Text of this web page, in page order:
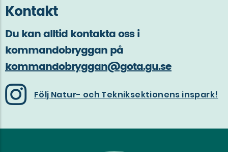
Kontakt
Du kan alltid kontakta oss i
kommandobryggan på
kommandobryggan@gota.gu.se
Följ Natur- och Tekniksektionens inspark!